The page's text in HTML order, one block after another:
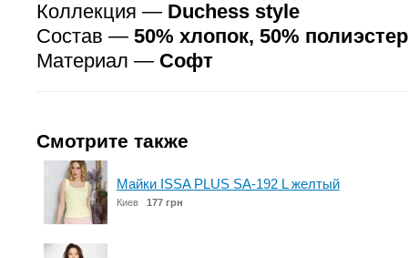
Коллекция — Duchess style
Состав — 50% хлопок, 50% полиэстер
Материал — Софт
Смотрите также
Майки ISSA PLUS SA-192 L желтый
Киев 177 грн